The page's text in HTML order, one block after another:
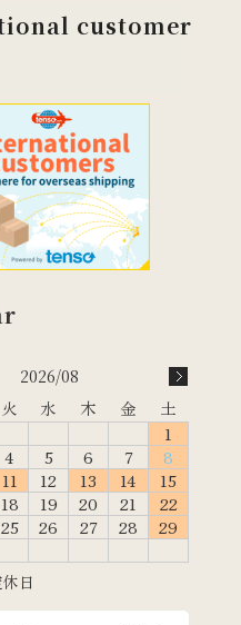
customer
2026/08
火 水 木 金
土
1
4 5 6 7
8
11 12 13 14
15
18 19 20 21
22
25 26 27 28
29
日